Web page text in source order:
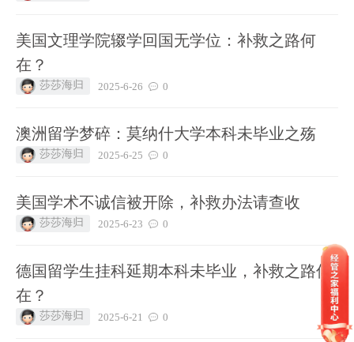
美国文理学院辍学回国无学位：补救之路何
在？
莎莎海归 2025-6-26 0
澳洲留学梦碎：莫纳什大学本科未毕业之殇
莎莎海归 2025-6-25 0
美国学术不诚信被开除，补救办法请查收
莎莎海归 2025-6-23 0
德国留学生挂科延期本科未毕业，补救之路何
在？
莎莎海归 2025-6-21 0